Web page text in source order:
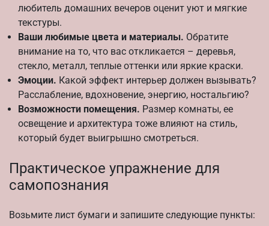
любитель домашних вечеров оценит уют и мягкие
текстуры.
Ваши любимые цвета и материалы. Обратите
внимание на то, что вас откликается – деревья,
стекло, металл, теплые оттенки или яркие краски.
Эмоции. Какой эффект интерьер должен вызывать?
Расслабление, вдохновение, энергию, ностальгию?
Возможности помещения. Размер комнаты, ее
освещение и архитектура тоже влияют на стиль,
который будет выигрышно смотреться.
Практическое упражнение для
самопознания
Возьмите лист бумаги и запишите следующие пункты: